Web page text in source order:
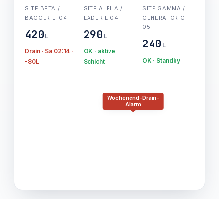
SITE BETA /
BAGGER E-04
420 L
Drain · Sa 02:14 ·
-80L
SITE ALPHA /
LADER L-04
290 L
OK · aktive
Schicht
SITE GAMMA /
GENERATOR G-
05
240 L
OK · Standby
Wochenend-Drain-
Alarm